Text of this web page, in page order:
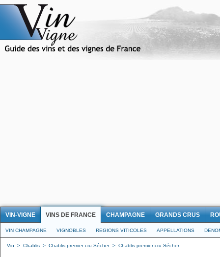
VIN-VIGNE VINS DE FRANCE CHAMPAGNE GRANDS CRUS
VIN CHAMPAGNE VIGNOBLES REGIONS VITICOLES APPELLATIONS
Vin > Chablis > Chablis premier cru Sécher > Chablis premier cru Sécher